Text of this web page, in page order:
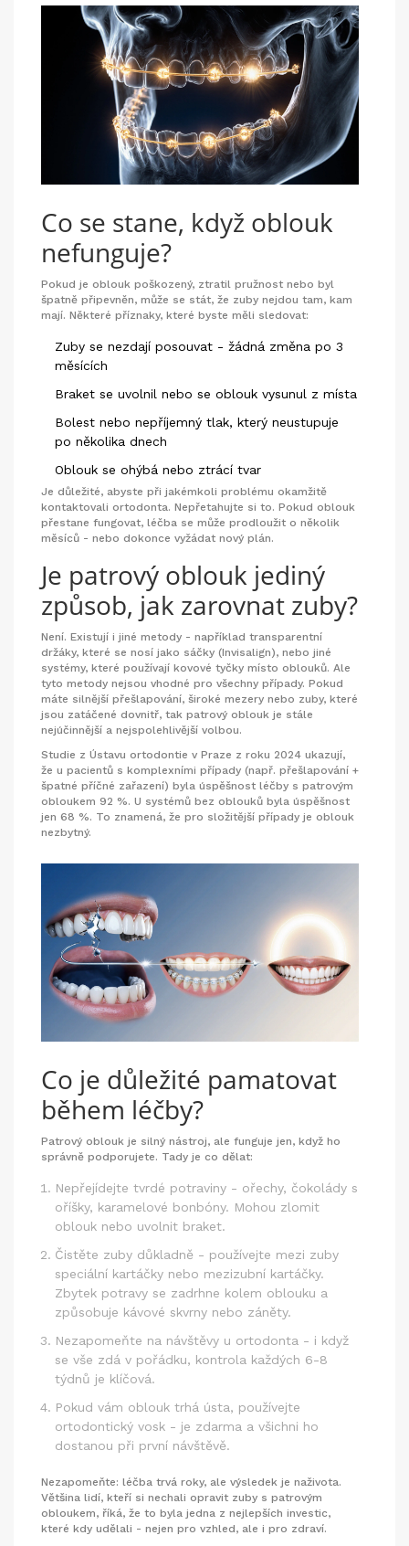
Co se stane, když oblouk
nefunguje?
Pokud je oblouk poškozený, ztratil pružnost nebo byl
špatně připevněn, může se stát, že zuby nejdou tam, kam
mají. Některé příznaky, které byste měli sledovat:
Zuby se nezdají posouvat - žádná změna po 3
měsících
Braket se uvolnil nebo se oblouk vysunul z místa
Bolest nebo nepříjemný tlak, který neustupuje
po několika dnech
Oblouk se ohýbá nebo ztrácí tvar
Je důležité, abyste při jakémkoli problému okamžitě
kontaktovali ortodonta. Nepřetahujte si to. Pokud oblouk
přestane fungovat, léčba se může prodloužit o několik
měsíců - nebo dokonce vyžádat nový plán.
Je patrový oblouk jediný
způsob, jak zarovnat zuby?
Není. Existují i jiné metody - například transparentní
držáky, které se nosí jako sáčky (Invisalign), nebo jiné
systémy, které používají kovové tyčky místo oblouků. Ale
tyto metody nejsou vhodné pro všechny případy. Pokud
máte silnější přešlapování, široké mezery nebo zuby, které
jsou zatáčené dovnitř, tak patrový oblouk je stále
nejúčinnější a nejspolehlivější volbou.
Studie z Ústavu ortodontie v Praze z roku 2024 ukazují,
že u pacientů s komplexními případy (např. přešlapování +
špatné příčné zařazení) byla úspěšnost léčby s patrovým
obloukem 92 %. U systémů bez oblouků byla úspěšnost
jen 68 %. To znamená, že pro složitější případy je oblouk
nezbytný.
Co je důležité pamatovat
během léčby?
Patrový oblouk je silný nástroj, ale funguje jen, když ho
správně podporujete. Tady je co dělat:
Nepřejídejte tvrdé potraviny - ořechy, čokolády s
oříšky, karamelové bonbóny. Mohou zlomit
oblouk nebo uvolnit braket.
Čistěte zuby důkladně - používejte mezi zuby
speciální kartáčky nebo mezizubní kartáčky.
Zbytek potravy se zadrhne kolem oblouku a
způsobuje kávové skvrny nebo záněty.
Nezapomeňte na návštěvy u ortodonta - i když
se vše zdá v pořádku, kontrola každých 6-8
týdnů je klíčová.
Pokud vám oblouk trhá ústa, používejte
ortodontický vosk - je zdarma a všichni ho
dostanou při první návštěvě.
Nezapomeňte: léčba trvá roky, ale výsledek je naživota.
Většina lidí, kteří si nechali opravit zuby s patrovým
obloukem, říká, že to byla jedna z nejlepších investic,
které kdy udělali - nejen pro vzhled, ale i pro zdraví.